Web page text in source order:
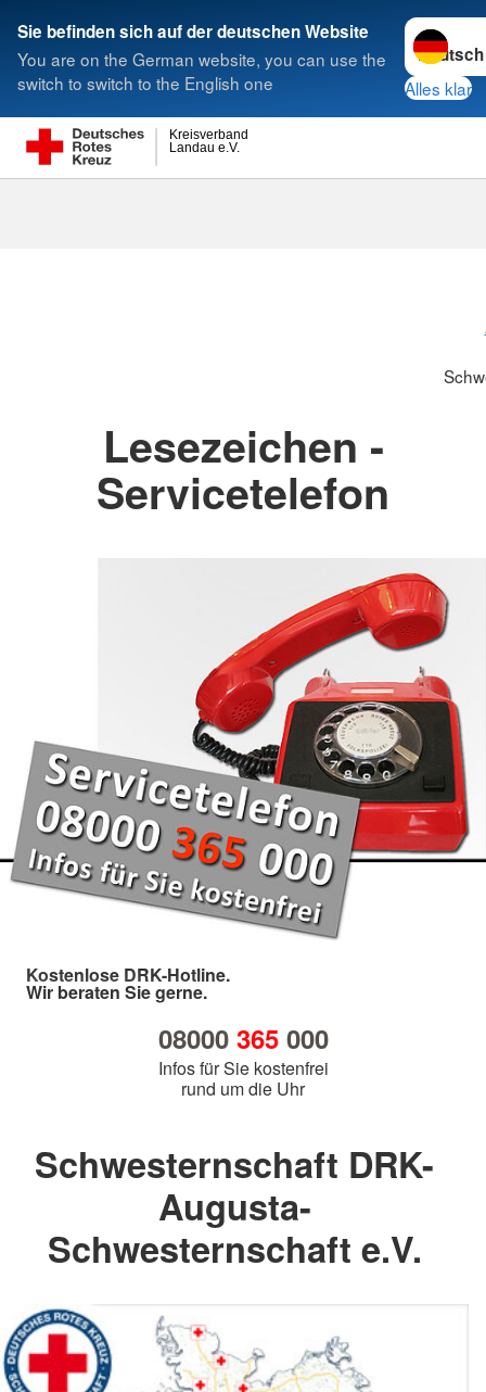
Sie befinden sich auf der deutschen Website
You are on the German website, you can use the
switch to switch to the English one
Sprache
Alles klar
Landau e.V.
Kreisverband
Suche
Lesezeichen -
Servicetelefon
Kostenlose DRK-Hotline.
Wir beraten Sie gerne.
08000 365000
Infos für Sie kostenfrei
rund um die Uhr
Schwesternschaft DRK-
Augusta-
Schwesternschaft e.V.